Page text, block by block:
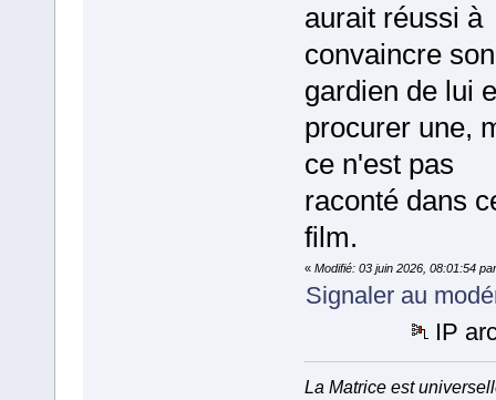
aurait réussi à
convaincre son
gardien de lui
procurer une,
ce n'est pas
raconté dans
film.
« Modifié: 03 juin 2026, 08:01:54
Signaler au
IP
La Matrice est